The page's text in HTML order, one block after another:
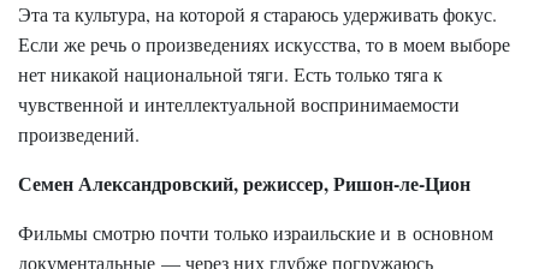
Эта та культура, на которой я стараюсь удерживать фокус.
Если же речь о произведениях искусства, то в моем выборе
нет никакой национальной тяги. Есть только тяга к
чувственной и интеллектуальной воспринимаемости
произведений.
Семен Александровский, режиссер, Ришон-ле-Цион
Фильмы смотрю почти только израильские и в основном
документальные — через них глубже погружаюсь